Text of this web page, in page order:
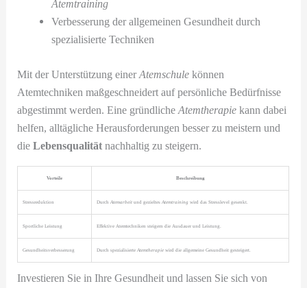
Atemtraining
Verbesserung der allgemeinen Gesundheit durch
spezialisierte Techniken
Mit der Unterstützung einerAtemschule können
Atemtechniken maßgeschneidert auf persönliche Bedürfnisse
abgestimmt werden. Eine gründlicheAtemtherapie kann dabei
helfen, alltägliche Herausforderungen besser zu meistern und
dieLebensqualität nachhaltig zu steigern.
Vorteile Beschreibung
Stressreduktion Durch Atemarbeitund gezieltes Atemtraining wird das Stresslevel gesenkt.
Sportliche Leistung Effektive Atemtechniken steigern die Ausdauer und Leistung.
Gesundheitsverbesserung Durch spezialisierte Atemtherapiewird die allgemeine Gesundheit gesteigert.
Investieren Sie in Ihre Gesundheit und lassen Sie sich von